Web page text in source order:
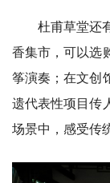
杜甫草堂还
香集市，可以选
筝演奏；在文创
遗代表性项目传
场景中，感受传